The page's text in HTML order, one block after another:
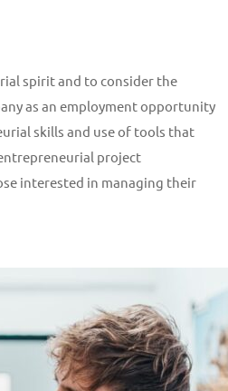
spirit and to consider the
as an employment opportunity
skills and use of tools that
project
interested in managing their